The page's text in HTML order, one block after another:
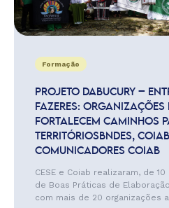
Formação
PROJETO DABUCURY –
FAZERES:
FORTALECEM CAMINHOS
TERRITÓRIOSBNDES,
COMUNICADORES COIAB
CESE e Coiab realizaram, de
de Boas Práticas de
com mais de 20 organizações